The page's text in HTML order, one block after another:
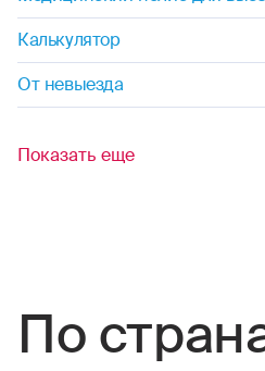
дайвинг
диггерство
джиппинг
Калькулятор
От невыезда
Показать еще
По